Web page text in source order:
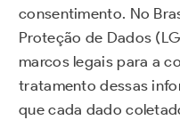
consentimento. No
Proteção de Dados
marcos legais para a
tratamento dessas
que cada dado